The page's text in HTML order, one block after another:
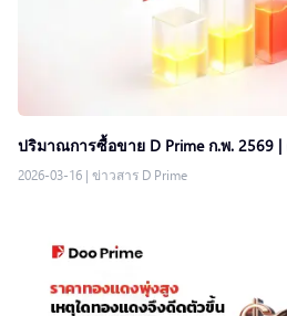
ปริมาณการซื้อขาย D Prime ก.พ. 2569
2026-03-16 | ข่าวสาร D Prime